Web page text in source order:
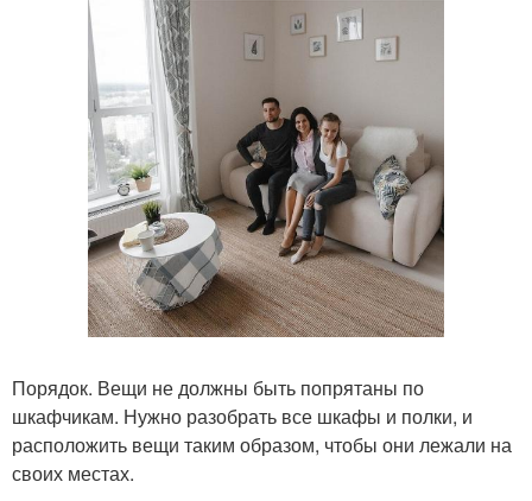
Порядок. Вещи не должны быть попрятаны по
шкафчикам. Нужно разобрать все шкафы и полки, и
расположить вещи таким образом, чтобы они лежали на
своих местах.